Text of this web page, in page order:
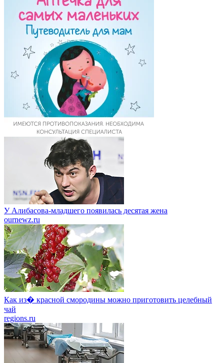
У Алибасова-младшего появилась десятая жена
ournewz.ru
Как из� красной смородины можно приготовить целебный
чай
regions.ru